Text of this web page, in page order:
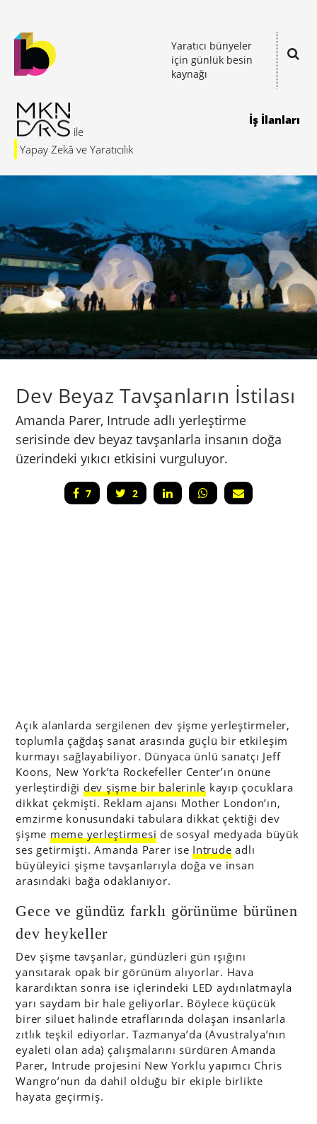
Yaratıcı bünyeler
için günlük besin
kaynağı
Yapay Zekâ ve Yaratıcılık
İş İlanları
Dev Beyaz Tavşanların İstilası
Amanda Parer, Intrude adlı yerleştirme
serisinde dev beyaz tavşanlarla insanın doğa
üzerindeki yıkıcı etkisini vurguluyor.
7 2
Açık alanlarda sergilenen dev şişme yerleştirmeler,
toplumla çağdaş sanat arasında güçlü bir etkileşim
kurmayı sağlayabiliyor. Dünyaca ünlü sanatçı Jeff
Koons, New York’ta Rockefeller Center’ın önüne
yerleştirdiği dev şişme bir balerinle kayıp çocuklara
dikkat çekmişti. Reklam ajansı Mother London’ın,
emzirme konusundaki tabulara dikkat çektiği dev
şişme meme yerleştirmesi de sosyal medyada büyük
ses getirmişti. Amanda Parer ise Intrude adlı
büyüleyici şişme tavşanlarıyla doğa ve insan
arasındaki bağa odaklanıyor.
Gece ve gündüz farklı görünüme bürünen
dev heykeller
Dev şişme tavşanlar, gündüzleri gün ışığını
yansıtarak opak bir görünüm alıyorlar. Hava
karardıktan sonra ise içlerindeki LED aydınlatmayla
yarı saydam bir hale geliyorlar. Böylece küçücük
birer silüet halinde etraflarında dolaşan insanlarla
zıtlık teşkil ediyorlar. Tazmanya’da (Avustralya’nın
eyaleti olan ada) çalışmalarını sürdüren Amanda
Parer, Intrude projesini New Yorklu yapımcı Chris
Wangro’nun da dahil olduğu bir ekiple birlikte
hayata geçirmiş.